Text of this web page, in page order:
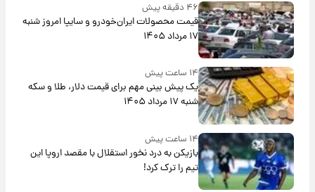
۴۶ دقیقه پیش
قیمت محصولات ایران‌خودرو و سایپا امروز شنبه
۱۷ مرداد ۱۴۰۵
۱۴ ساعت پیش
یک پیش ‌بینی مهم برای قیمت دلار، طلا و سکه
شنبه ۱۷ مرداد ۱۴۰۵
۱۴ ساعت پیش
بازیکن به درد نخور استقلال با مقصد اروپا این
تیم را ترک کرد!